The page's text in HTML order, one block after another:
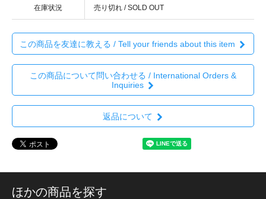
在庫状況 売り切れ / SOLD OUT
この商品を友達に教える / Tell your friends about this item
この商品について問い合わせる / International Orders &
Inquiries
返品について
ほかの商品を探す